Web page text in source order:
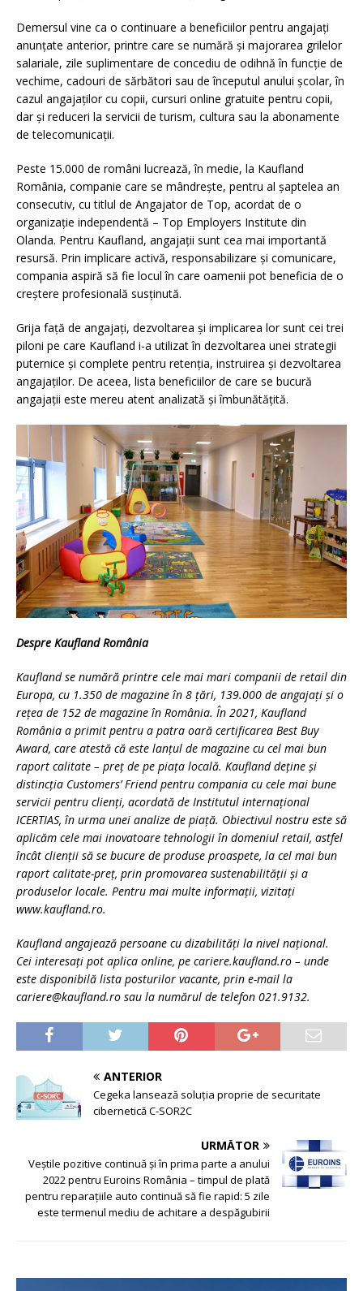
Demersul vine ca o continuare a beneficiilor pentru angajați
anunțate anterior, printre care se numără și majorarea grilelor
salariale, zile suplimentare de concediu de odihnă în funcție de
vechime, cadouri de sărbători sau de începutul anului școlar, în
cazul angajaților cu copii, cursuri online gratuite pentru copii,
dar și reduceri la servicii de turism, cultura sau la abonamente
de telecomunicații.
Peste 15.000 de români lucrează, în medie, la Kaufland
România, companie care se mândrește, pentru al șaptelea an
consecutiv, cu titlul de Angajator de Top, acordat de o
organizație independentă – Top Employers Institute din
Olanda. Pentru Kaufland, angajații sunt cea mai importantă
resursă. Prin implicare activă, responsabilizare și comunicare,
compania aspiră să fie locul în care oamenii pot beneficia de o
creștere profesională susținută.
Grija față de angajați, dezvoltarea și implicarea lor sunt cei trei
piloni pe care Kaufland i-a utilizat în dezvoltarea unei strategii
puternice și complete pentru retenția, instruirea și dezvoltarea
angajaților. De aceea, lista beneficiilor de care se bucură
angajații este mereu atent analizată și îmbunătățită.
Despre Kaufland România
Kaufland se numără printre cele mai mari companii de retail din
Europa, cu 1.350 de magazine în 8 țări, 139.000 de angajați și o
rețea de 152 de magazine în România. În 2021, Kaufland
România a primit pentru a patra oară certificarea Best Buy
Award, care atestă că este lanțul de magazine cu cel mai bun
raport calitate – preț de pe piața locală. Kaufland deține și
distincția Customers’ Friend pentru compania cu cele mai bune
servicii pentru clienți, acordată de Institutul internațional
ICERTIAS, în urma unei analize de piață. Obiectivul nostru este să
aplicăm cele mai inovatoare tehnologii în domeniul retail, astfel
încât clienții să se bucure de produse proaspete, la cel mai bun
raport calitate-preț, prin promovarea sustenabilității și a
produselor locale. Pentru mai multe informaţii, vizitaţi
www.kaufland.ro.
Kaufland angajează persoane cu dizabilități la nivel național.
Cei interesați pot aplica online, pe cariere.kaufland.ro – unde
este disponibilă lista posturilor vacante, prin e-mail la
cariere@kaufland.ro sau la numărul de telefon 021.9132.
ANTERIOR
Cegeka lansează soluția proprie de securitate
cibernetică C-SOR2C
URMĂTOR
Veștile pozitive continuă și în prima parte a anului
2022 pentru Euroins România – timpul de plată
pentru reparațiile auto continuă să fie rapid: 5 zile
este termenul mediu de achitare a despăgubirii